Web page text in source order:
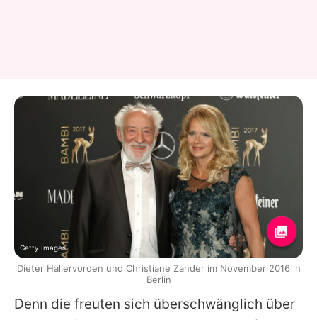
Denn die freuten sich überschwänglich über
Getty Images
Dieter Hallervorden und Christiane Zander im November 2016 in
Berlin